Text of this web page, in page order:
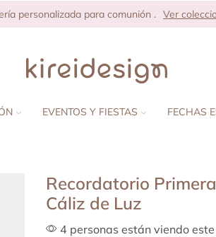
personalizada para comunión . Ver
EVENTOS Y FIESTAS FECHAS
Recordatorio
Cáliz de Luz
4 personas están viendo